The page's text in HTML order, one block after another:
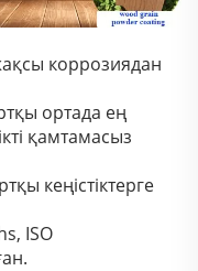
коррозиядан
ортада ең
қамтамасыз
кеңістіктерге
ISO